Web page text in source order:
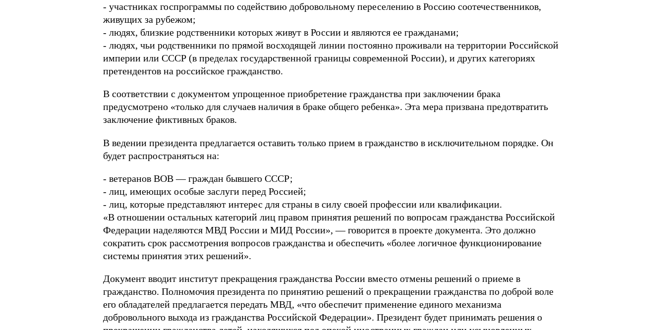
- участниках госпрограммы по содействию добровольному переселению в Россию соотечественников,
живущих за рубежом;
- людях, близкие родственники которых живут в России и являются ее гражданами;
- людях, чьи родственники по прямой восходящей линии постоянно проживали на территории Российской
империи или СССР (в пределах государственной границы современной России), и других категориях
претендентов на российское гражданство.
В соответствии с документом упрощенное приобретение гражданства при заключении брака
предусмотрено «только для случаев наличия в браке общего ребенка». Эта мера призвана предотвратить
заключение фиктивных браков.
В ведении президента предлагается оставить только прием в гражданство в исключительном порядке. Он
будет распространяться на:
- ветеранов ВОВ — граждан бывшего СССР;
- лиц, имеющих особые заслуги перед Россией;
- лиц, которые представляют интерес для страны в силу своей профессии или квалификации.
«В отношении остальных категорий лиц правом принятия решений по вопросам гражданства Российской
Федерации наделяются МВД России и МИД России», — говорится в проекте документа. Это должно
сократить срок рассмотрения вопросов гражданства и обеспечить «более логичное функционирование
системы принятия этих решений».
Документ вводит институт прекращения гражданства России вместо отмены решений о приеме в
гражданство. Полномочия президента по принятию решений о прекращении гражданства по доброй воле
его обладателей предлагается передать МВД, «что обеспечит применение единого механизма
добровольного выхода из гражданства Российской Федерации». Президент будет принимать решения о